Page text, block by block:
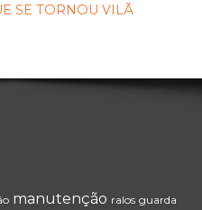
SE TORNOU VILÃ
manutenção ralos guarda